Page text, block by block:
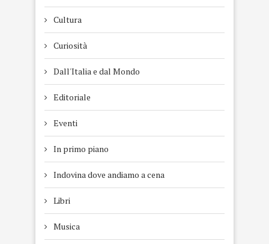
Cultura
Curiosità
Dall'Italia e dal Mondo
Editoriale
Eventi
In primo piano
Indovina dove andiamo a cena
Libri
Musica